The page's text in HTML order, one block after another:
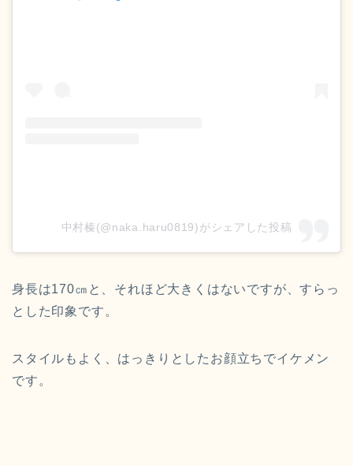
中村榛(@naka.haru0819)がシェアした投稿
身長は170㎝と、それほど大きくはないですが、すらっ
とした印象です。
スタイルもよく、はっきりとしたお顔立ちでイケメン
です。